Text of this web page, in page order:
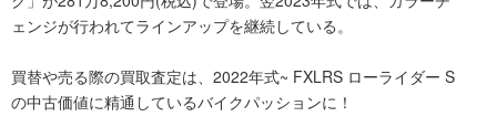
ェンジが行われてラインアップを継続している。
買替や売る際の買取査定は、2022年式~ FXLRS ローライダー S
の中古価値に精通しているバイクパッションに！